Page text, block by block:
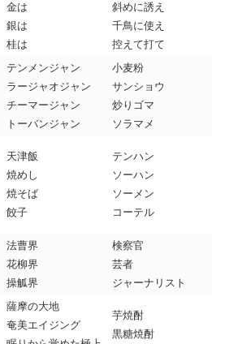
金は
銀は
桂は
斜めに誘え
千鳥に使え
控えて打て
テンメンジャン
ラージャオジャン
チーマージャン
トーバンジャン
小麦粉
サンショウ
炒りゴマ
ソラマメ
天津飯
焼めし
焼そば
餃子
テンハン
ソーハン
ソーメン
コーテル
法曹界
花柳界
操觚界
検察官
芸者
ジャーナリスト
薩摩の大地
奄美エイジング
芋焼酎
黒糖焼酎